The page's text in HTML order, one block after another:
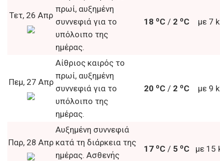
Τετ, 26 Απρ
πρωί, αυξημένη
συννεφιά για το
υπόλοιπο της
ημέρας.
18 oC / 2 oC με 7
Πεμ, 27 Απρ
Αίθριος καιρός το
πρωί, αυξημένη
συννεφιά για το
υπόλοιπο της
ημέρας.
20 oC / 2 oC με 9
Παρ, 28 Απρ
Αυξημένη συννεφιά
κατά τη διάρκεια της
ημέρας. Ασθενής
17 oC / 5 oC με 15